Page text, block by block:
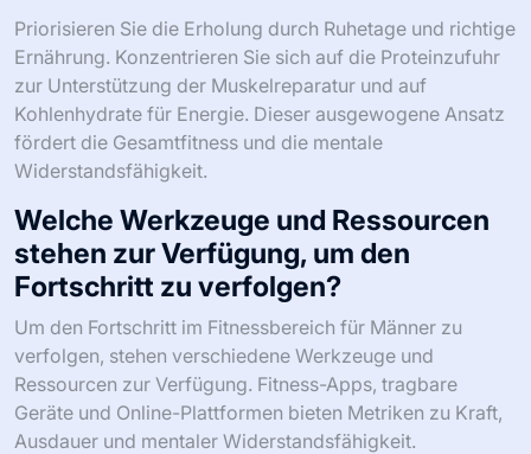
Priorisieren Sie die Erholung durch Ruhetage und richtige
Ernährung. Konzentrieren Sie sich auf die Proteinzufuhr
zur Unterstützung der Muskelreparatur und auf
Kohlenhydrate für Energie. Dieser ausgewogene Ansatz
fördert die Gesamtfitness und die mentale
Widerstandsfähigkeit.
Welche Werkzeuge und Ressourcen
stehen zur Verfügung, um den
Fortschritt zu verfolgen?
Um den Fortschritt im Fitnessbereich für Männer zu
verfolgen, stehen verschiedene Werkzeuge und
Ressourcen zur Verfügung. Fitness-Apps, tragbare
Geräte und Online-Plattformen bieten Metriken zu Kraft,
Ausdauer und mentaler Widerstandsfähigkeit.